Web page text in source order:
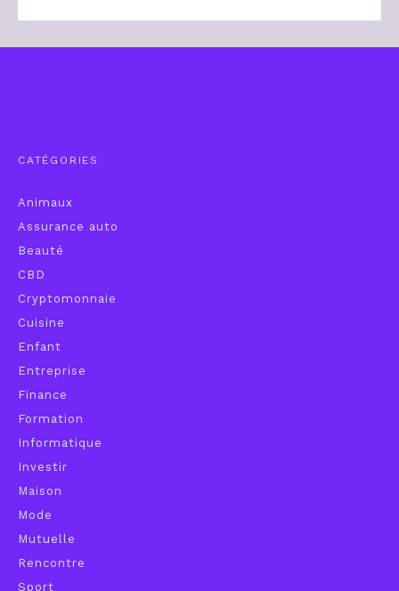
CATÉGORIES
Animaux
Assurance auto
Beauté
CBD
Cryptomonnaie
Cuisine
Enfant
Entreprise
Finance
Formation
Informatique
Investir
Maison
Mode
Mutuelle
Rencontre
Sport